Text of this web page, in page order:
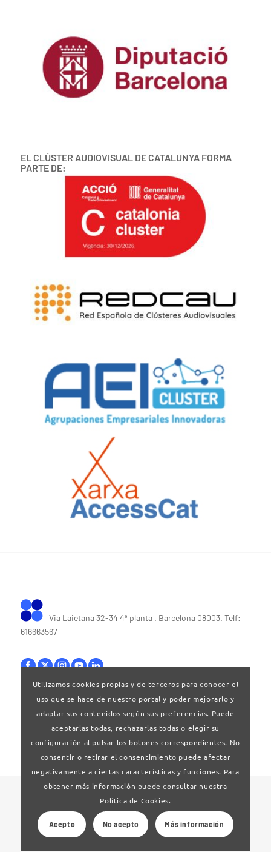
EL CLÚSTER AUDIOVISUAL DE CATALUNYA FORMA
PARTE DE:
Via Laietana 32-34 4ª planta . Barcelona 08003. Telf:
616663567
Bases legales|Política de privacitat
© 2024 Clúster Audiovisual de Catalunya
Web desarrollado por La Saladeta
Utilizamos cookies propias y de terceros para conocer el
uso que se hace de nuestro portal y poder mejorarlo y
adaptar sus contenidos según sus preferencias. Puede
aceptarlas todas, rechazarlas todas o elegir su
configuración al pulsar los botones correspondientes. No
consentir o retirar el consentimiento puede afectar
negativamente a ciertas características y funciones. Para
obtener más información puede consultar nuestra
Política de Cookies.
Acepto No acepto Más información